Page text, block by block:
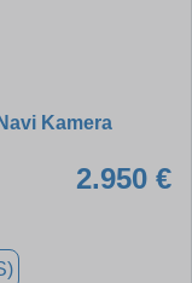
Kamera
2.950 €